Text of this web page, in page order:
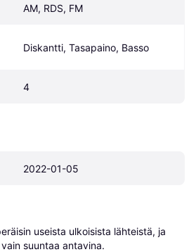
AM, RDS, FM
Diskantti, Tasapaino, Basso
4
2022-01-05
useista ulkoisista lähteistä, ja
suuntaa antavina.